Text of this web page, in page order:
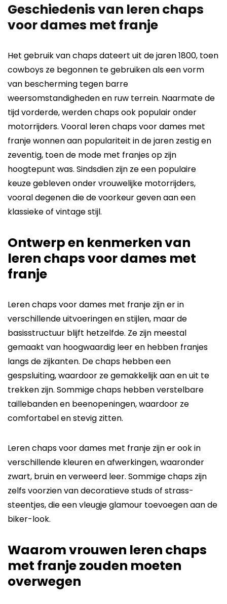
Geschiedenis van leren chaps
voor dames met franje
Het gebruik van chaps dateert uit de jaren 1800, toen
cowboys ze begonnen te gebruiken als een vorm
van bescherming tegen barre
weersomstandigheden en ruw terrein. Naarmate de
tijd vorderde, werden chaps ook populair onder
motorrijders. Vooral leren chaps voor dames met
franje wonnen aan populariteit in de jaren zestig en
zeventig, toen de mode met franjes op zijn
hoogtepunt was. Sindsdien zijn ze een populaire
keuze gebleven onder vrouwelijke motorrijders,
vooral degenen die de voorkeur geven aan een
klassieke of vintage stijl.
Ontwerp en kenmerken van
leren chaps voor dames met
franje
Leren chaps voor dames met franje zijn er in
verschillende uitvoeringen en stijlen, maar de
basisstructuur blijft hetzelfde. Ze zijn meestal
gemaakt van hoogwaardig leer en hebben franjes
langs de zijkanten. De chaps hebben een
gespsluiting, waardoor ze gemakkelijk aan en uit te
trekken zijn. Sommige chaps hebben verstelbare
taillebanden en beenopeningen, waardoor ze
comfortabel en stevig zitten.
Leren chaps voor dames met franje zijn er ook in
verschillende kleuren en afwerkingen, waaronder
zwart, bruin en verweerd leer. Sommige chaps zijn
zelfs voorzien van decoratieve studs of strass-
steentjes, die een vleugje glamour toevoegen aan de
biker-look.
Waarom vrouwen leren chaps
met franje zouden moeten
overwegen